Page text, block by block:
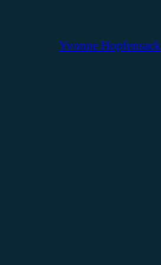
Yvonne Hopfensack